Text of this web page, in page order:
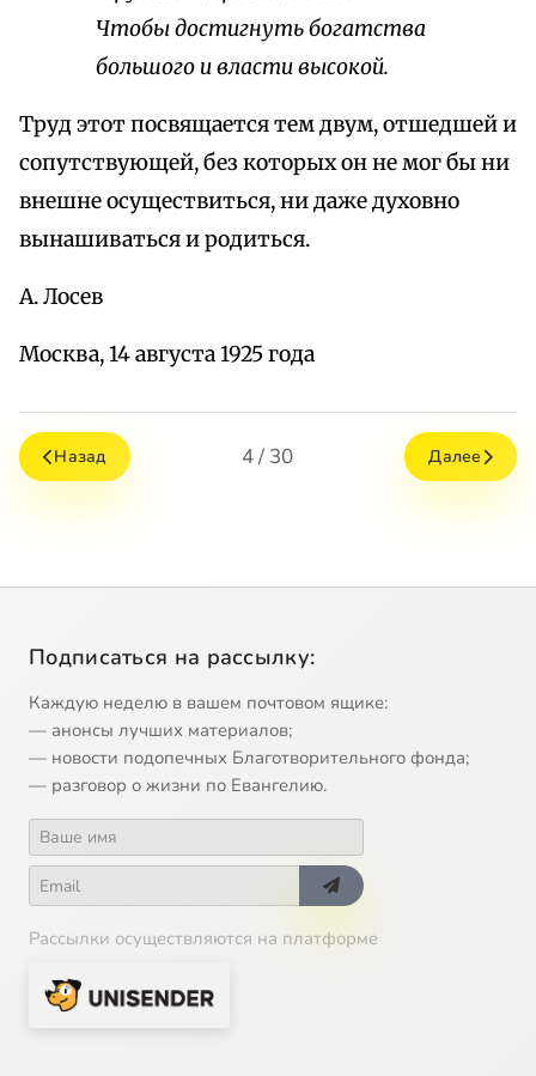
Чтобы достигнуть богатства
большого и власти высокой.
Труд этот посвящается тем двум, отшедшей и
сопутствующей, без которых он не мог бы ни
внешне осуществиться, ни даже духовно
вынашиваться и родиться.
А. Лосев
Москва, 14 августа 1925 года
Назад 4 / 30 Далее
Подписаться на рассылку:
Каждую неделю в вашем почтовом ящике:
— анонсы лучших материалов;
— новости подопечных Благотворительного фонда;
— разговор о жизни по Евангелию.
Рассылки осуществляются на платформе